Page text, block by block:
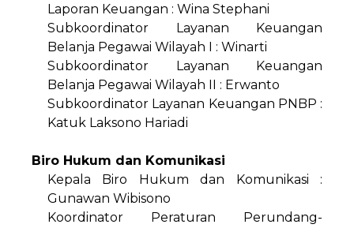
Laporan Keuangan : Wina Stephani
Subkoordinator Layanan Keuangan
Belanja Pegawai Wilayah I : Winarti
Subkoordinator Layanan Keuangan
Belanja Pegawai Wilayah II : Erwanto
Subkoordinator Layanan Keuangan PNBP :
Katuk Laksono Hariadi
Biro Hukum dan Komunikasi
Kepala Biro Hukum dan Komunikasi :
Gunawan Wibisono
Koordinator Peraturan Perundang-